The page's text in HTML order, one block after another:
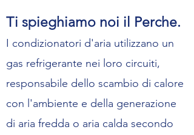
Ti spieghiamo noi il Perche.
I condizionatori d'aria utilizzano un
gas refrigerante nei loro circuiti,
responsabil e dello scambio di calore
con l'ambiente e della generazione
di aria fredda o aria calda secondo